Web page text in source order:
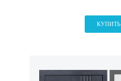
КУПИТЬ